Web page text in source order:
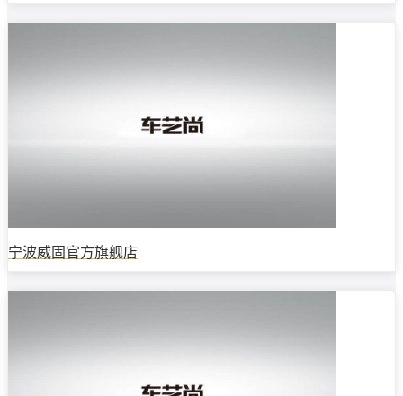
宁波威固官方旗舰店